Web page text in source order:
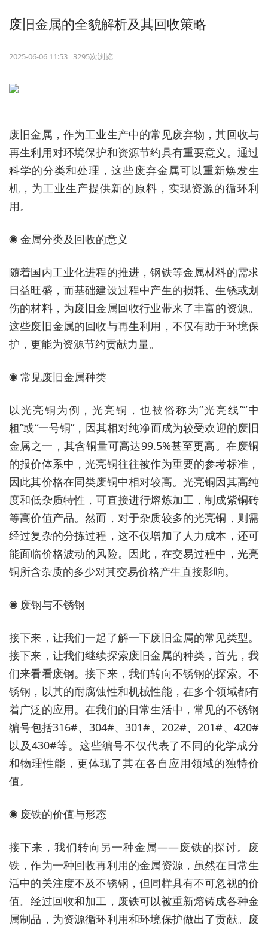
废旧金属的全貌解析及其回收策略
2025-06-06 11:53 3295次浏览
废旧金属，作为工业生产中的常见废弃物，其回收与
再生利用对环境保护和资源节约具有重要意义。通过
科学的分类和处理，这些废弃金属可以重新焕发生
机，为工业生产提供新的原料，实现资源的循环利
用。
◉ 金属分类及回收的意义
随着国内工业化进程的推进，钢铁等金属材料的需求
日益旺盛，而基础建设过程中产生的损耗、生锈或划
伤的材料，为废旧金属回收行业带来了丰富的资源。
这些废旧金属的回收与再生利用，不仅有助于环境保
护，更能为资源节约贡献力量。
◉ 常见废旧金属种类
以光亮铜为例，光亮铜，也被俗称为“光亮线”“中
粗”或“一号铜”，因其相对纯净而成为较受欢迎的废旧
金属之一，其含铜量可高达99.5%甚至更高。在废铜
的报价体系中，光亮铜往往被作为重要的参考标准，
因此其价格在同类废铜中相对较高。光亮铜因其高纯
度和低杂质特性，可直接进行熔炼加工，制成紫铜砖
等高价值产品。然而，对于杂质较多的光亮铜，则需
经过复杂的分拣过程，这不仅增加了人力成本，还可
能面临价格波动的风险。因此，在交易过程中，光亮
铜所含杂质的多少对其交易价格产生直接影响。
◉ 废钢与不锈钢
接下来，让我们一起了解一下废旧金属的常见类型。
接下来，让我们继续探索废旧金属的种类，首先，我
们来看看废钢。接下来，我们转向不锈钢的探索。不
锈钢，以其的耐腐蚀性和机械性能，在多个领域都有
着广泛的应用。在我们的日常生活中，常见的不锈钢
编号包括316#、304#、301#、202#、201#、420#
以及430#等。这些编号不仅代表了不同的化学成分
和物理性能，更体现了其在各自应用领域的独特价
值。
◉ 废铁的价值与形态
接下来，我们转向另一种金属——废铁的探讨。废
铁，作为一种回收再利用的金属资源，虽然在日常生
活中的关注度不及不锈钢，但同样具有不可忽视的价
值。经过回收和加工，废铁可以被重新熔铸成各种金
属制品，为资源循环利用和环境保护做出了贡献。废